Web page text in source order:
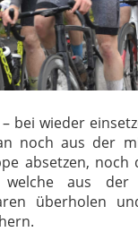
bei wieder
noch aus der
absetzen,
aus der
überholen